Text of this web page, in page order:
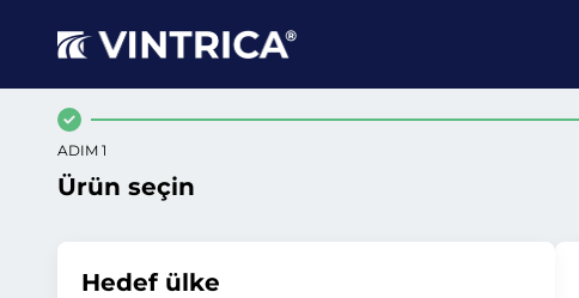
ADIM 1
Ürün seçin
Hedef ülke